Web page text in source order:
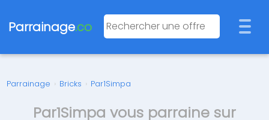
Parrainage.co
Parrainage › Bricks › Par1Simpa
Par1Simpa vous parraine sur